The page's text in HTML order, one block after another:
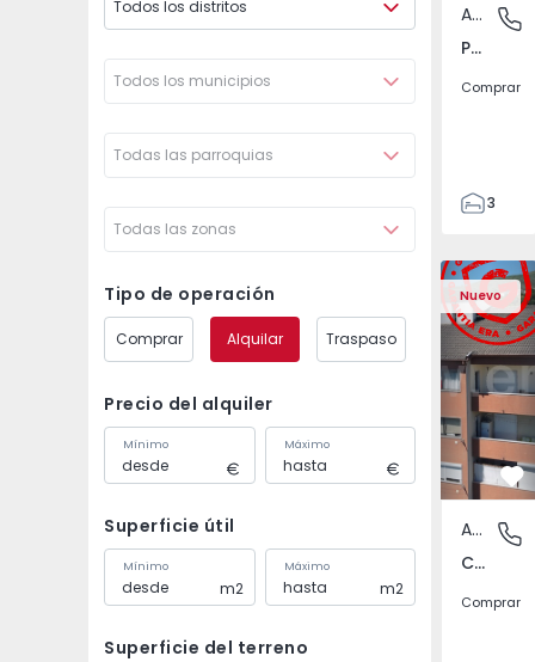
Todos los distritos
Todos los municipios
Todas las parroquias
Todas las zonas
Tipo de operación
Comprar Alquilar Traspaso
Precio del alquiler
Mínimo Máximo
Superficie útil
Mínimo
m2
Máximo
m2
Superficie del terreno
Póvoa
Apartamento
Póvoa de Varzim, Beiriz e Argivai, Porto
Comprar
3
138
153
2
Nuevo
Apartamento T2
Covilhã
Apartamento
Covilhã e Canhoso, Castelo Branco
Comprar